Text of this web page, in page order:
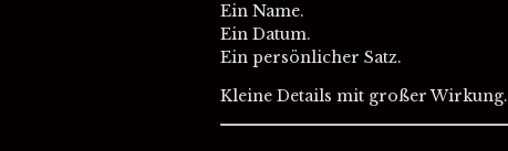
Ein Name.
Ein Datum.
Ein persönlicher Satz.
Kleine Details mit großer Wirkung.